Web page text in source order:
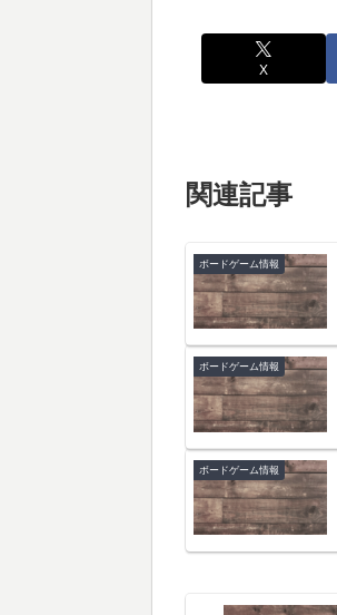
X
関連記事
ボードゲーム情報
ボードゲーム情報
ボードゲーム情報